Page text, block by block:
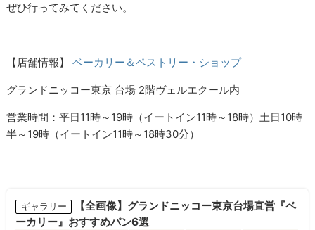
ぜひ行ってみてください。
【店舗情報】ベーカリー＆ペストリー・ショップ
グランドニッコー東京 台場 2階ヴェルエクール内
営業時間：平日11時～19時（イートイン11時～18時）土日10時
半～19時（イートイン11時～18時30分）
ギャラリー
【全画像】グランドニッコー東京台場直営『ベ
ーカリー』おすすめパン6選